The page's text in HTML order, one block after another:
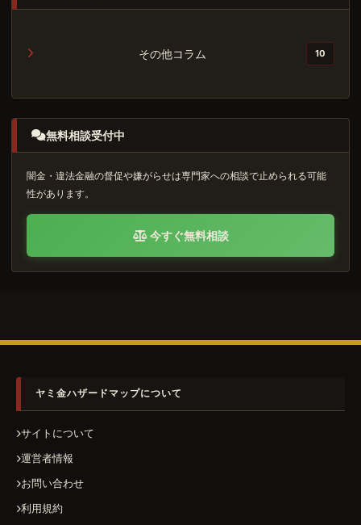
その他コラム 10
無料相談受付中
闇金・違法金融の督促や嫌がらせは専門家への相談で止められる可能
性があります。
今すぐ無料相談
ヤミ金ハザードマップについて
サイトについて
運営者情報
お問い合わせ
利用規約